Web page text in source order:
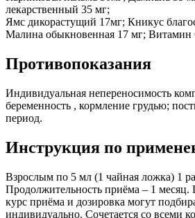
лекарственный 35 мг;
Ямс дикорастущий 17мг; Кникус
Малина обыкновенная 17 мг; Витамин
Противопоказания
Индивидуальная непереносимость
беременность , кормление грудью;
период.
Инструкция по
Взрослым по 5 мл (1 чайная ложка) 1
Продолжительность приёма – 1 месяц.
курс приёма и дозировка могут
индивидуально. Сочетается со всеми